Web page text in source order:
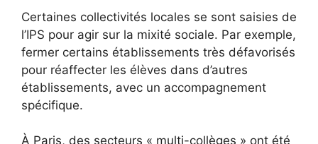
Certaines collectivités locales se sont saisies de
l’IPS pour agir sur la mixité sociale. Par exemple,
fermer certains établissements très défavorisés
pour réaffecter les élèves dans d’autres
établissements, avec un accompagnement
spécifique.
À Paris, des secteurs « multi-collèges » ont été